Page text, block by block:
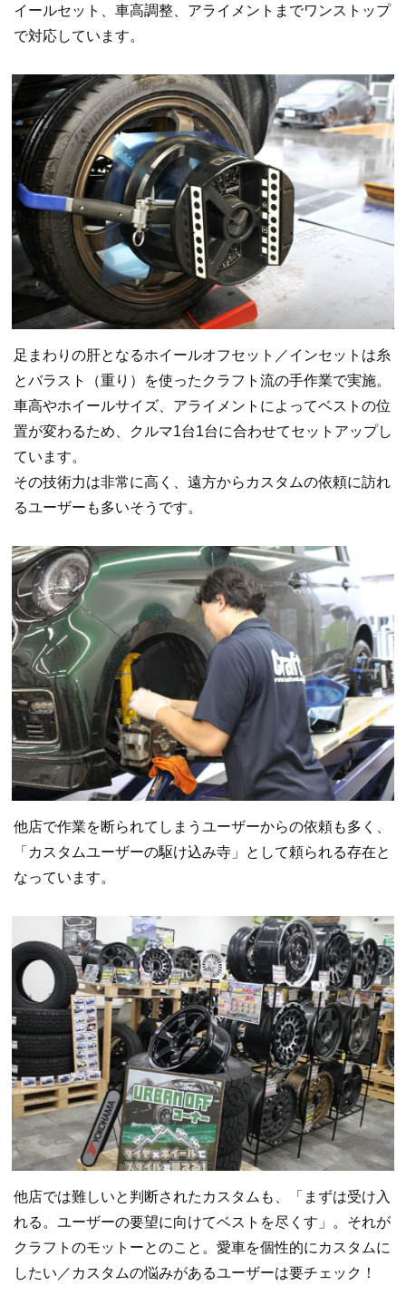
イールセット、車高調整、アライメントまでワンストップ
で対応しています。
足まわりの肝となるホイールオフセット／インセットは糸
とバラスト（重り）を使ったクラフト流の手作業で実施。
車高やホイールサイズ、アライメントによってベストの位
置が変わるため、クルマ1台1台に合わせてセットアップし
ています。
その技術力は非常に高く、遠方からカスタムの依頼に訪れ
るユーザーも多いそうです。
他店で作業を断られてしまうユーザーからの依頼も多く、
「カスタムユーザーの駆け込み寺」として頼られる存在と
なっています。
他店では難しいと判断されたカスタムも、「まずは受け入
れる。ユーザーの要望に向けてベストを尽くす」。それが
クラフトのモットーとのこと。愛車を個性的にカスタムに
したい／カスタムの悩みがあるユーザーは要チェック！